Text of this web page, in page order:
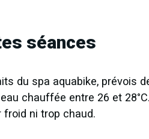
séances
du spa aquabike, prévois
chauffée entre 26 et
ni trop chaud.